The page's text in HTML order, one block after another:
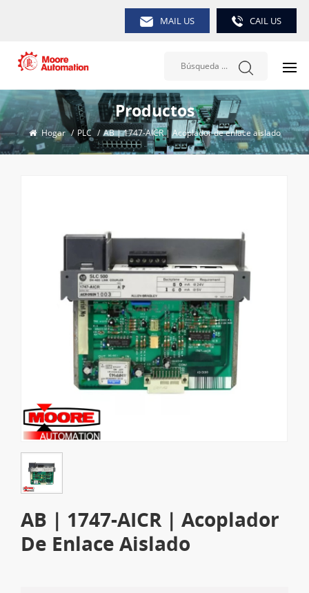
MAIL US CAIL US
Productos
Hogar / PLC / AB | 1747-AICR | Acoplador de enlace aislado
AB | 1747-AICR | Acoplador
De Enlace Aislado